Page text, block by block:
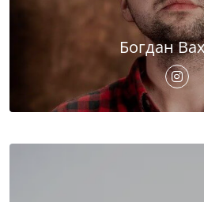
Богдан